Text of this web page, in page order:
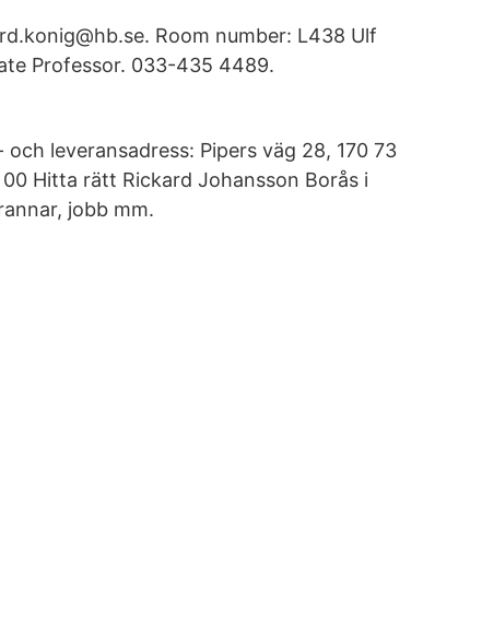
Room number: L438 Ulf
Professor. 033-435 4489.
leveransadress: Pipers väg 28, 170 73
Hitta rätt Rickard Johansson Borås i
jobb mm.